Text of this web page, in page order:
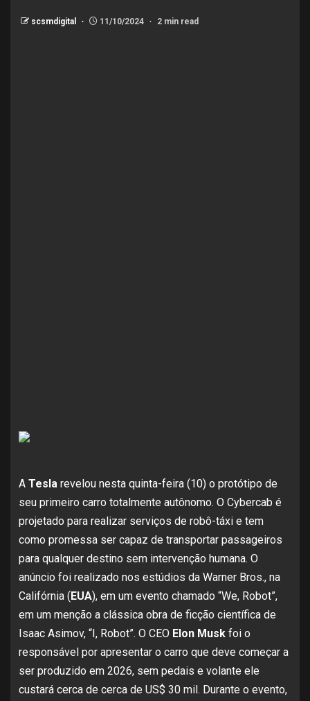
scsmdigital 11/10/2024 2 min read
A Tesla revelou nesta quinta-feira (10) o protótipo de
seu primeiro carro totalmente autônomo. O Cybercab é
projetado para realizar serviços de robô-táxi e tem
como promessa ser capaz de transportar passageiros
para qualquer destino sem intervenção humana. O
anúncio foi realizado nos estúdios da Warner Bros., na
Califórnia (EUA), em um evento chamado “We, Robot”,
em um menção a clássica obra de ficção científica de
Isaac Asimov, “I, Robot”. O CEO Elon Musk foi o
responsável por apresentar o carro que deve começar a
ser produzido em 2026, sem pedais e volante ele
custará cerca de cerca de US$ 30 mil. Durante o evento,